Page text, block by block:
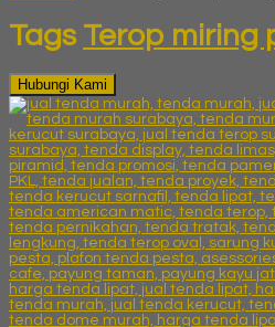
Tags Terop miring
Hubungi Kami